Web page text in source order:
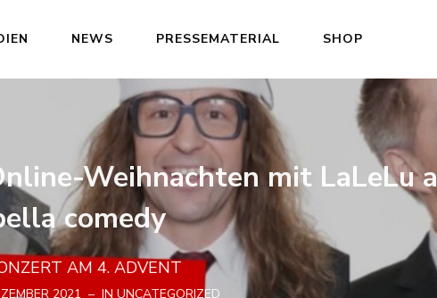
NEWS PRESSEMATERIAL SHOP
Weihnachten mit LaLeLu a
comedy
AM 4. ADVENT
2021 IN UNCATEGORIZED